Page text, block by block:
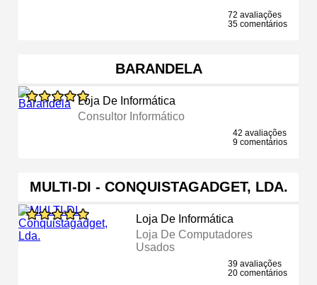
72 avaliações
35 comentários
BARANDELA
Loja De Informática
Consultor Informático
42 avaliações
9 comentários
MULTI-DI - CONQUISTAGADGET, LDA.
Loja De Informática
Loja De Computadores
Usados
39 avaliações
20 comentários